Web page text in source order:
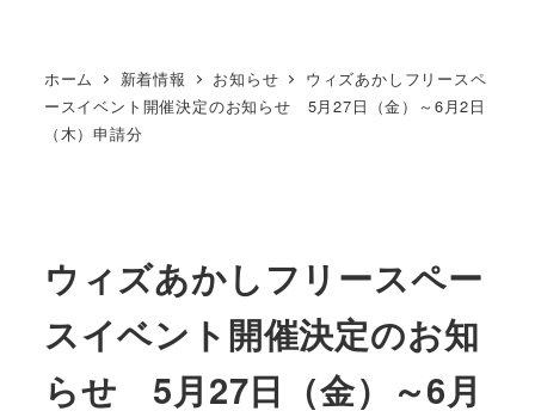
ホーム 新着情報 お知らせ
ウィズあかしフリースペ
ースイベント開催決定のお知らせ 5月27日（金）～6月2日
（木）申請分
ウィズあかしフリースペー
スイベント開催決定のお知
らせ 5月27日（金）～6月